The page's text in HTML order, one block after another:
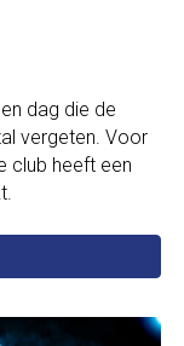
dag die de
vergeten. Voor
club heeft een